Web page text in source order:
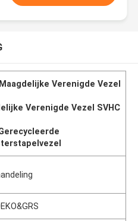
Verenigde Vezel
Verenigde Vezel SVHC